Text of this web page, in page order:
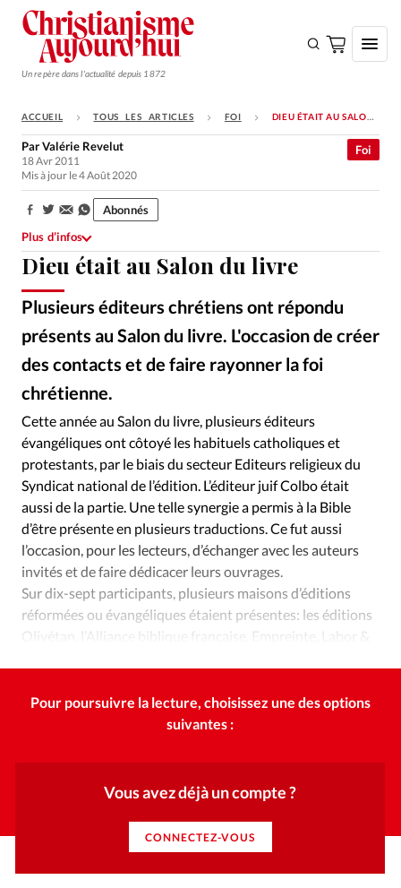
Un repère dans l'actualité depuis 1872
S'ABONNER
Monde
Opinions
Tous les articles
Faire un don
Emploi
Se connecter
Édition: Internationale
Devise:CHF
RUBRIQUES
Tous les articles
Actualité chrétienne
Actualité internationale
Chronique
Culture
Dossier
Eglises Foi Génération réveil
Monde
Opinions
Publireportage
Relations Aujourd'hui
Société
Tour du monde des Eglises
Trait d'Ixène
Vécu
Vie Intérieure
ACCUEIL TOUS LES ARTICLES FOI DIEU ÉTAIT AU SALON DU LIVRE
Dieu était au Salon du livre
Plusieurs éditeurs chrétiens ont répondu
présents au Salon du livre. L'occasion de créer
des contacts et de faire rayonner la foi
chrétienne.
Foi
ParValérie Revelut
18 Avr 2011
Mis à jour le 4 Août 2020
Partager:
Abonnés
Plus d’infos
Cette année au Salon du livre, plusieurs éditeurs
évangéliques ont côtoyé les habituels catholiques et
protestants, par le biais du secteur Editeurs religieux du
Syndicat national de l’édition. L’éditeur juif Colbo était
aussi de la partie. Une telle synergie a permis à la Bible
d’être présente en plusieurs traductions. Ce fut aussi
l’occasion, pour les lecteurs, d’échanger avec les auteurs
invités et de faire dédicacer leurs ouvrages.
Sur dix-sept participants, plusieurs maisons d’éditions
réformées ou évangéliques étaient présentes: les éditions
Olivétan, l’Alliance biblique française, Empreinte, Labor &
Pour poursuivre la lecture, choisissez une des options
suivantes :
Vous avez déjà un compte ?
CONNECTEZ-VOUS